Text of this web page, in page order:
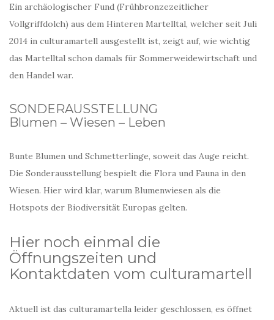
Ein archäologischer Fund (Frühbronzezeitlicher
Vollgriffdolch) aus dem Hinteren Martelltal, welcher seit Juli
2014 in culturamartell ausgestellt ist, zeigt auf, wie wichtig
das Martelltal schon damals für Sommerweidewirtschaft und
den Handel war.
SONDERAUSSTELLUNG
Blumen – Wiesen – Leben
Bunte Blumen und Schmetterlinge, soweit das Auge reicht.
Die Sonderausstellung bespielt die Flora und Fauna in den
Wiesen. Hier wird klar, warum Blumenwiesen als die
Hotspots der Biodiversität Europas gelten.
Hier noch einmal die
Öffnungszeiten und
Kontaktdaten vom culturamartell
Aktuell ist das culturamartella leider geschlossen, es öffnet